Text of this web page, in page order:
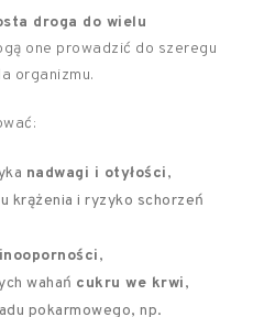
droga do wielu
one prowadzić do szeregu
organizmu.
nadwagi i otyłości,
krążenia i ryzyko schorzeń
,
wahań cukru we krwi,
pokarmowego, np.